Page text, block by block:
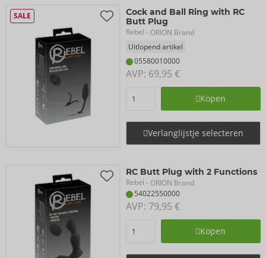
SALE
Cock and Ball Ring with RC
Butt Plug
Rebel - ORION Brand
Uitlopend artikel
05580010000
AVP: 69,95 €
Kopen
Verlanglijstje selecteren
RC Butt Plug with 2 Functions
Rebel - ORION Brand
54022550000
AVP: 79,95 €
Kopen